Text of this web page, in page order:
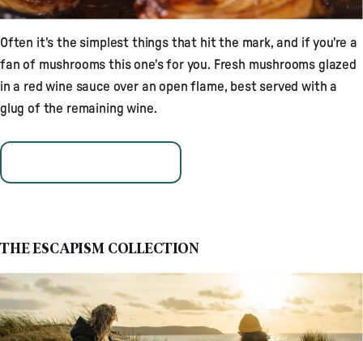
Often it's the simplest things that hit the mark, and if you're a
fan of mushrooms this one's for you. Fresh mushrooms glazed
in a red wine sauce over an open flame, best served with a
glug of the remaining wine.
THE ESCAPISM COLLECTION